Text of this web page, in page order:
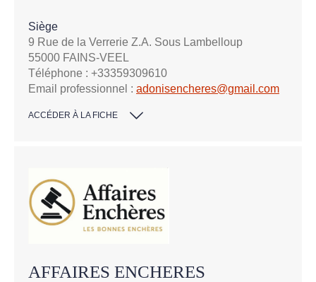
Siège
9 Rue de la Verrerie Z.A. Sous Lambelloup
55000 FAINS-VEEL
Téléphone : +33359309610
Email professionnel : adonisencheres@gmail.com
ACCÉDER À LA FICHE
AFFAIRES ENCHERES